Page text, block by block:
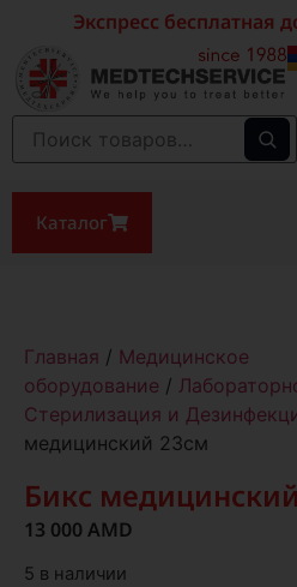
Экспресс бесплатная
Каталог
Главная / Медицинское
оборудование /
Стерилизация и
медицинский 23см
Бикс
13 000 AMD
5 в наличии